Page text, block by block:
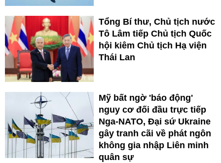
Tổng Bí thư, Chủ tịch nước
Tô Lâm tiếp Chủ tịch Quốc
hội kiêm Chủ tịch Hạ viện
Thái Lan
Mỹ bất ngờ 'báo động'
nguy cơ đối đầu trực tiếp
Nga-NATO, Đại sứ Ukraine
gây tranh cãi về phát ngôn
không gia nhập Liên minh
quân sự